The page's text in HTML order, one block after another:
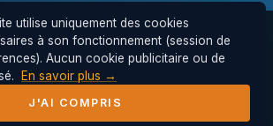
— Club de parapente de
·Mentions légales
utilise uniquement des cookies
à son fonctionnement (session de
Aucun cookie publicitaire ou de
En savoir plus →
J'AI COMPRIS